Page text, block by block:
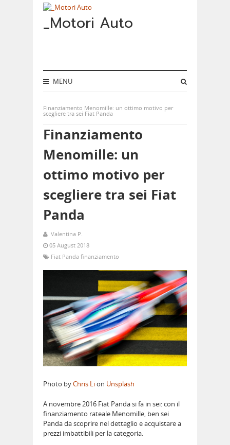
_Motori Auto
MENU
Finanziamento Menomille: un ottimo motivo per
scegliere tra sei Fiat Panda
Finanziamento
Menomille: un
ottimo motivo per
scegliere tra sei Fiat
Panda
Valentina P.
05 August 2018
Fiat Panda finanziamento
Photo byChris Lion Unsplash
A novembre 2016 Fiat Panda si fa in sei: con il
finanziamento rateale Menomille, ben sei
Panda da scoprire nel dettaglio e acquistare a
prezzi imbattibili per la categoria.